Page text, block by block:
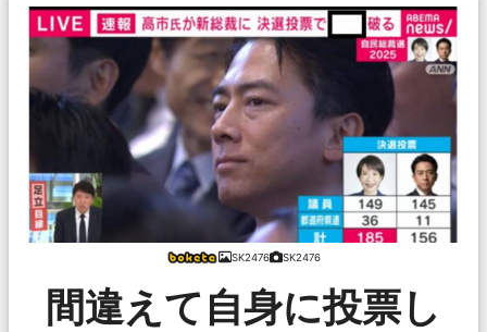
SK2476 SK2476
間違えて自身に投票し